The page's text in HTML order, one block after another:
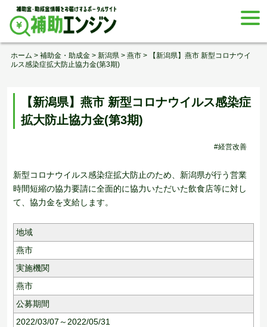
Skip
content
ホーム > 補助金・助成金 > 新潟県 > 燕市 >
【新潟県】燕市 新型コロナウイ
ルス感染症拡大防止協力金(第3期)
【新潟県】燕市 新型コロナウイルス感染症
拡大防止協力金(第3期)
#経営改善
新型コロナウイルス感染症拡大防止のため、新潟県が行う営業
時間短縮の協力要請に全面的に協力いただいた飲食店等に対し
て、協力金を支給します。
地域
燕市
実施機関
燕市
公募期間
2022/03/07～2022/05/31